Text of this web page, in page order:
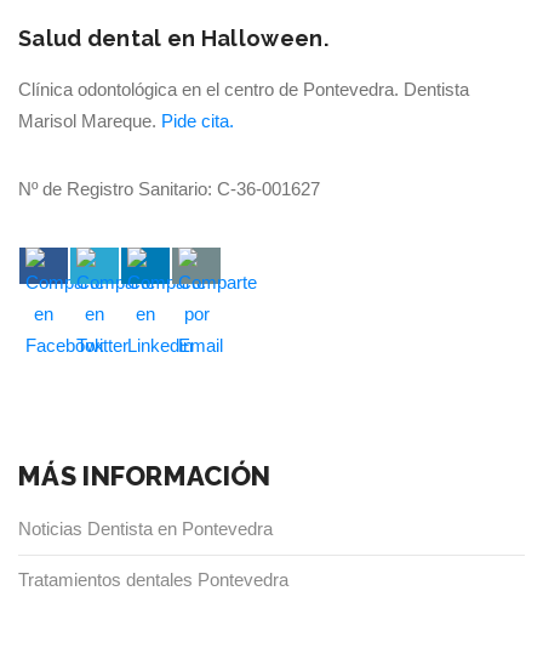
Salud dental en Halloween.
Clínica odontológica en el centro de Pontevedra. Dentista
Marisol Mareque. Pide cita.
Nº de Registro Sanitario: C-36-001627
MÁS INFORMACIÓN
Noticias Dentista en Pontevedra
Tratamientos dentales Pontevedra